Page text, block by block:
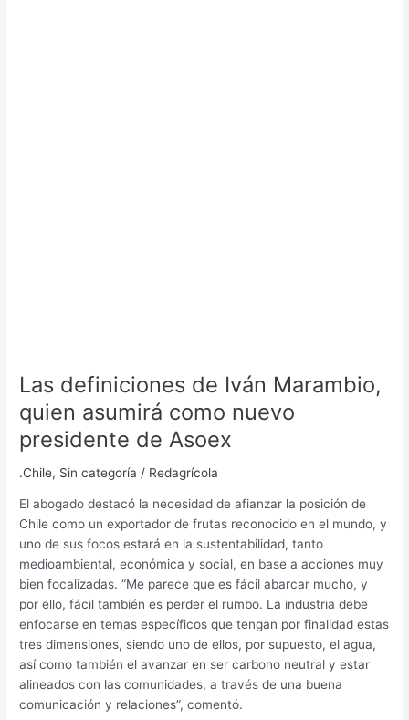
Las definiciones de Iván Marambio,
quien asumirá como nuevo
presidente de Asoex
.Chile, Sin categoría / Redagrícola
El abogado destacó la necesidad de afianzar la posición de
Chile como un exportador de frutas reconocido en el mundo, y
uno de sus focos estará en la sustentabilidad, tanto
medioambiental, económica y social, en base a acciones muy
bien focalizadas. “Me parece que es fácil abarcar mucho, y
por ello, fácil también es perder el rumbo. La industria debe
enfocarse en temas específicos que tengan por finalidad estas
tres dimensiones, siendo uno de ellos, por supuesto, el agua,
así como también el avanzar en ser carbono neutral y estar
alineados con las comunidades, a través de una buena
comunicación y relaciones”, comentó.